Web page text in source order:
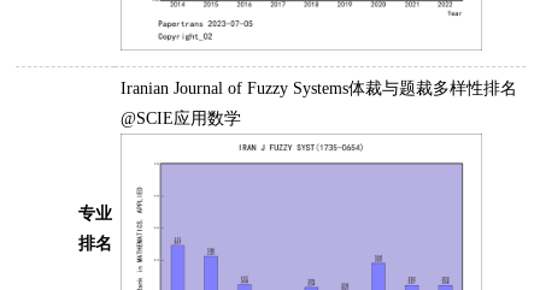
专业
排名
Iranian Journal of Fuzzy Systems体裁与题裁多样性排名
@SCIE应用数学